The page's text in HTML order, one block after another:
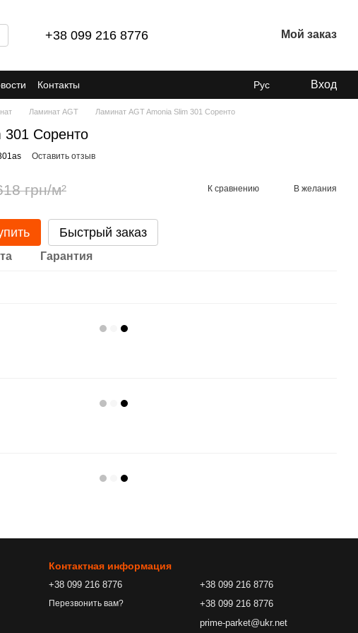
+38 099 216 8776 Мой заказ
Контакты Рус Вход
Ламинат AGT Ламинат AGT Amonia Slim 301 Соренто
301 Соренто
Оставить отзыв
грн/м² К сравнению В желания
Быстрый заказ
Гарантия
Контактная информация
+38 099 216 8776
Перезвонить вам?
+38 099 216 8776
+38 099 216 8776
prime-parket@ukr.net